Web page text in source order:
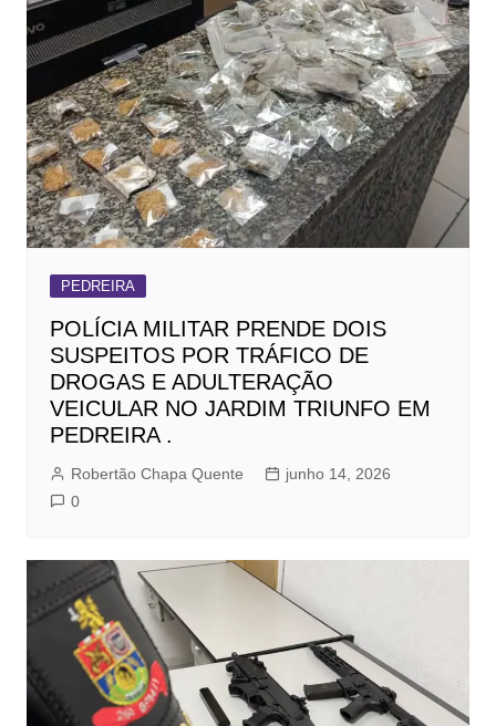
PEDREIRA
POLÍCIA MILITAR PRENDE DOIS
SUSPEITOS POR TRÁFICO DE
DROGAS E ADULTERAÇÃO
VEICULAR NO JARDIM TRIUNFO EM
PEDREIRA .
Robertão Chapa Quente
junho 14, 2026
0